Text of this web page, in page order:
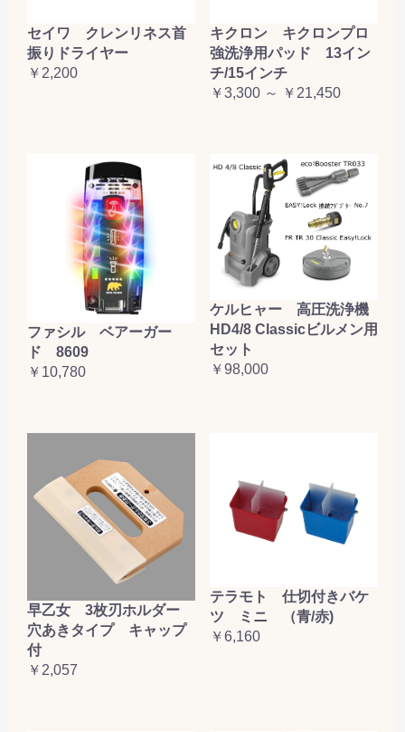
セイワ クレンリネス首
振りドライヤー
￥2,200
キクロン キクロンプロ
強洗浄用パッド 13イン
チ/15インチ
￥3,300 ～ ￥21,450
ファシル ベアーガー
ド 8609
￥10,780
ケルヒャー 高圧洗浄機
HD4/8 Classicビルメン用
セット
￥98,000
早乙女 3枚刃ホルダー
穴あきタイプ キャップ
付
￥2,057
テラモト 仕切付きバケ
ツ ミニ （青/赤)
￥6,160